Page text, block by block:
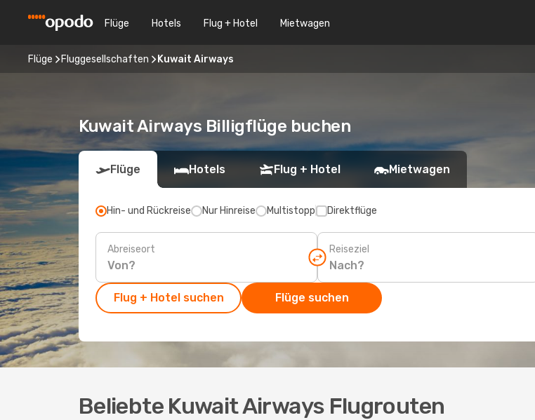
Flüge Hotels Flug + Hotel Mietwagen
Flüge Fluggesellschaften Kuwait Airways
Kuwait Airways Billigflüge buchen
Flüge Hotels Flug + Hotel Mietwagen
Hin- und Rückreise Nur Hinreise Multistopp Direktflüge
Abreiseort Reiseziel
Flug + Hotel suchen Flüge suchen
Beliebte Kuwait Airways Flugrouten